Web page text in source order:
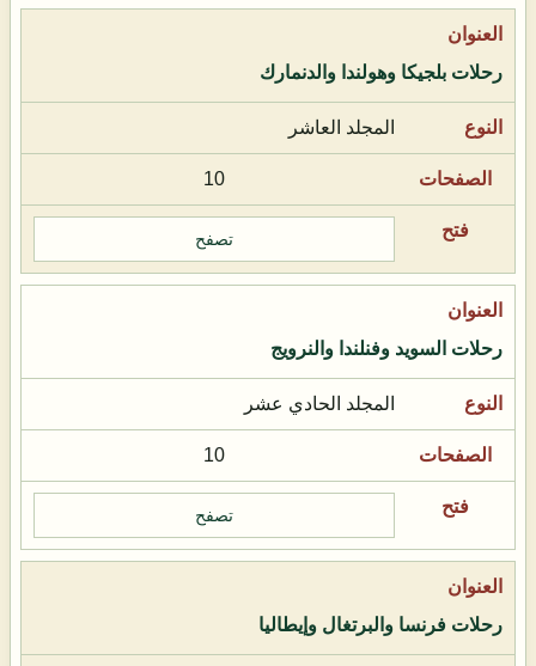
رحلات بلجيكا وهولندا والدنمارك
المجلد العاشر
10
تصفح
رحلات السويد وفنلندا والنرويج
المجلد الحادي عشر
10
تصفح
رحلات فرنسا والبرتغال وإيطاليا